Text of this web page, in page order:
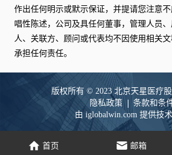
作出任何明示或默示保证，并提请您注意
唱性陈述，公司及具任何董事，管理人员
人、关联方、顾问或代表均不因使用相关
承担任何责任。
家 电子邮件
版权所有 © 2023 北京天星医疗
隐私政策
条款和条
由 iglobalwin.com 提供技
首页 邮箱